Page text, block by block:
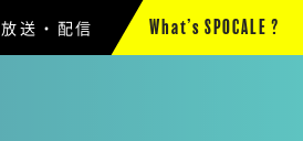
放送・配信 What’s SPOCALE ?